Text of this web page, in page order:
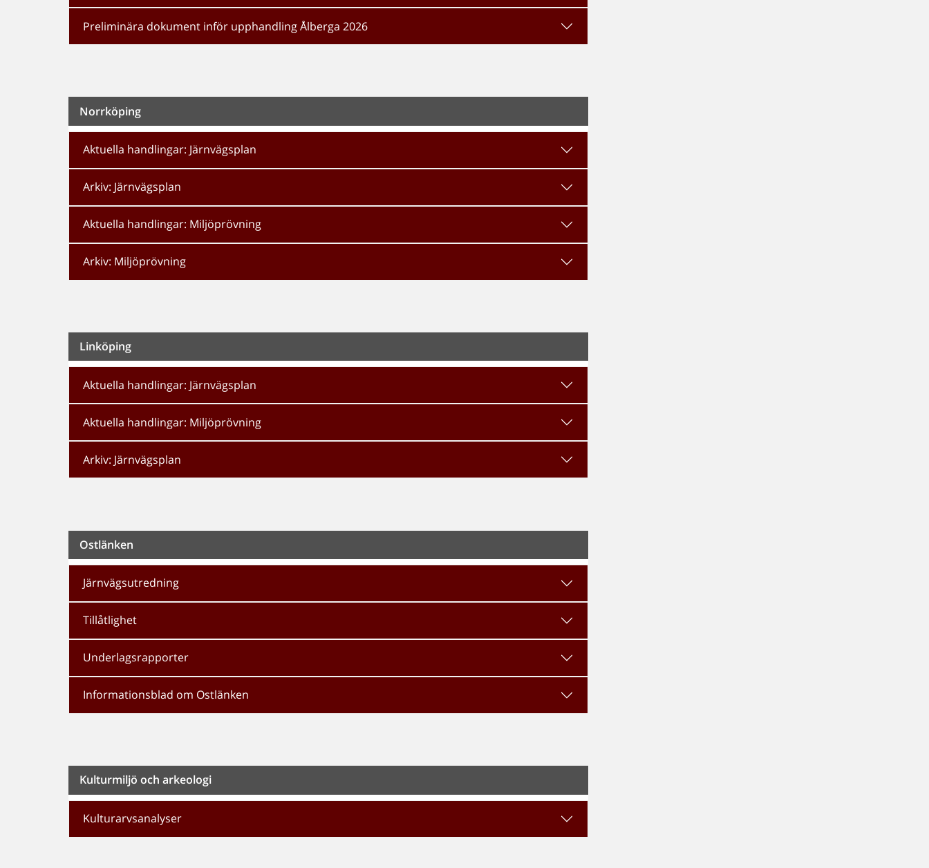
Preliminära dokument inför upphandling Ålberga 2026
Norrköping
Aktuella handlingar: Järnvägsplan
Arkiv: Järnvägsplan
Aktuella handlingar: Miljöprövning
Arkiv: Miljöprövning
Linköping
Aktuella handlingar: Järnvägsplan
Aktuella handlingar: Miljöprövning
Arkiv: Järnvägsplan
Ostlänken
Järnvägsutredning
Tillåtlighet
Underlagsrapporter
Informationsblad om Ostlänken
Kulturmiljö och arkeologi
Kulturarvsanalyser